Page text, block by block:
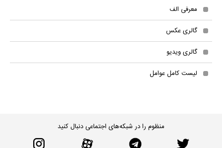
معرفی الف
گالری عکس
گالری ویدیو
لیست کامل عوامل
منظوم را در شبکه‌های اجتماعی دنبال کنید